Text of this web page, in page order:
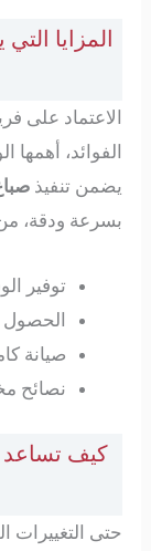
المزايا
الاعتماد على
يضمن تنفيذ
بسرعة ودقة، من
توفير
صيانة
نصائح
كيف
حتى